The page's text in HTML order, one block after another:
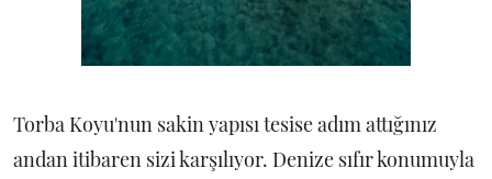
Torba Koyu'nun sakin yapısı tesise adım attığınız
andan itibaren sizi karşılıyor. Denize sıfır konumuyla